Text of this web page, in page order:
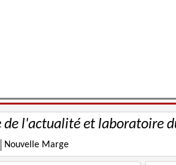
de l'actualité et laboratoire
Nouvelle Marge